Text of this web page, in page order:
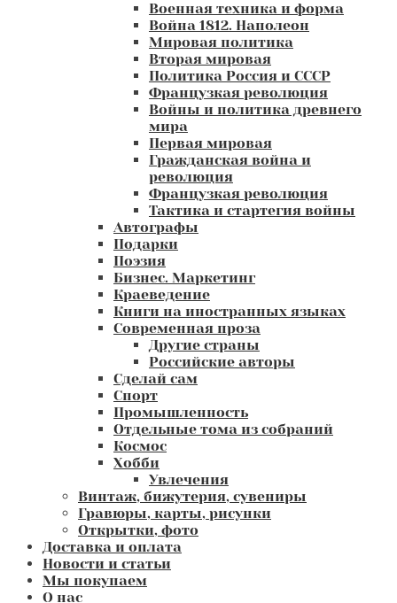
Военная техника и форма
Война 1812. Наполеон
Мировая политика
Вторая мировая
Политика Россия и СССР
Французкая революция
Войны и политика древнего
мира
Первая мировая
Гражданская война и
революция
Французкая революция
Тактика и стартегия войны
Автографы
Подарки
Поэзия
Бизнес. Маркетинг
Краеведение
Книги на иностранных языках
Современная проза
Другие страны
Российские авторы
Сделай сам
Спорт
Промышленность
Отдельные тома из собраний
Космос
Хобби
Увлечения
Винтаж, бижутерия, сувениры
Гравюры, карты, рисунки
Открытки, фото
Доставка и оплата
Новости и статьи
Мы покупаем
О нас